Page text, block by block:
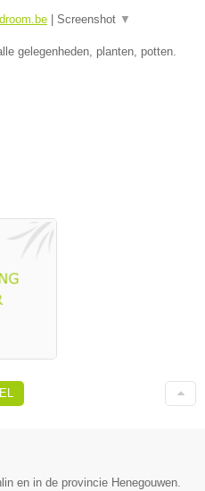
| Screenshot ▼
gelegenheden, planten, potten.
en in de provincie Henegouwen.